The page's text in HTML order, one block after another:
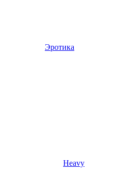
Эротика
Heavy